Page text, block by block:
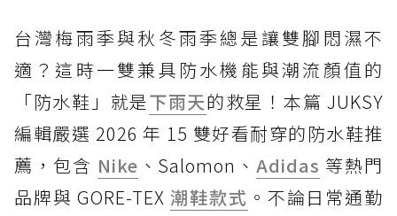
台灣梅雨季與秋冬雨季總是讓雙腳悶濕不
適？這時一雙兼具防水機能與潮流顏值的
「防水鞋」就是下雨天的救星！本篇 JUKSY
編輯嚴選 2026 年 15 雙好看耐穿的防水鞋推
薦，包含 Nike 、Salomon、Adidas 等熱門
品牌與 GORE-TEX 潮鞋款式 。不論日常通勤